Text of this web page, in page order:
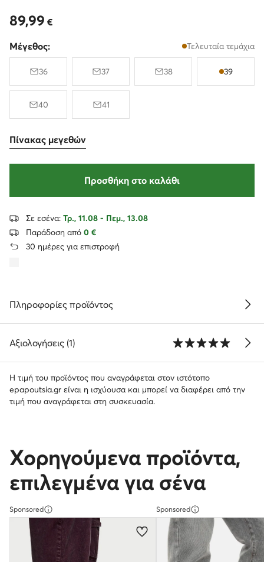
89,99 €
89,99 €
Μέγεθος: Τελευταία τεμάχια
36 37 38 39
40 41
Πίνακας μεγεθών
Προσθήκη στο καλάθι
Σε εσένα: Τρ., 11.08 - Πεμ., 13.08
Παράδοση από 0 €
30 ημέρες για επιστροφή
Πληροφορίες προϊόντος
Αξιολογήσεις (1)
Η τιμή του προϊόντος που αναγράφεται στον ιστότοπο
epapoutsia.gr είναι η ισχύουσα και μπορεί να διαφέρει από την
τιμή που αναγράφεται στη συσκευασία.
Χορηγούμενα προϊόντα,
επιλεγμένα για σένα
Sponsored Sponsored